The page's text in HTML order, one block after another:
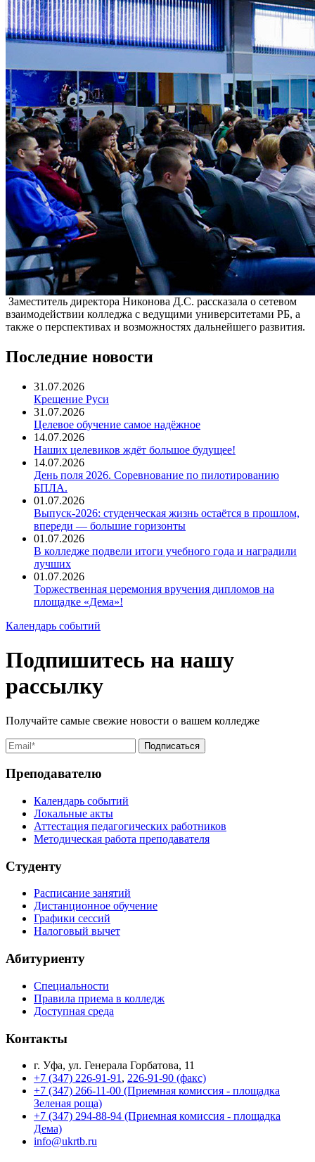
Заместитель директора Никонова Д.С. рассказала о сетевом
взаимодействии колледжа с ведущими университетами РБ, а
также о перспективах и возможностях дальнейшего развития.
Последние новости
31.07.2026
Крещение Руси
31.07.2026
Целевое обучение самое надёжное
14.07.2026
Наших целевиков ждёт большое будущее!
14.07.2026
День поля 2026. Соревнование по пилотированию
БПЛА.
01.07.2026
Выпуск-2026: студенческая жизнь остаётся в прошлом,
впереди — большие горизонты
01.07.2026
В колледже подвели итоги учебного года и наградили
лучших
01.07.2026
Торжественная церемония вручения дипломов на
площадке «Дема»!
Календарь событий
Подпишитесь на нашу
рассылку
Получайте самые свежие новости о вашем колледже
Преподавателю
Календарь событий
Локальные акты
Аттестация педагогических работников
Методическая работа преподавателя
Студенту
Расписание занятий
Дистанционное обучение
Графики сессий
Налоговый вычет
Абитуриенту
Специальности
Правила приема в колледж
Доступная среда
Контакты
г. Уфа, ул. Генерала Горбатова, 11
+7 (347) 226-91-91 , 226-91-90 (факс)
+7 (347) 266-11-00 (Приемная комиссия - площадка
Зеленая роща)
+7 (347) 294-88-94 (Приемная комиссия - площадка
Дема)
info@ukrtb.ru